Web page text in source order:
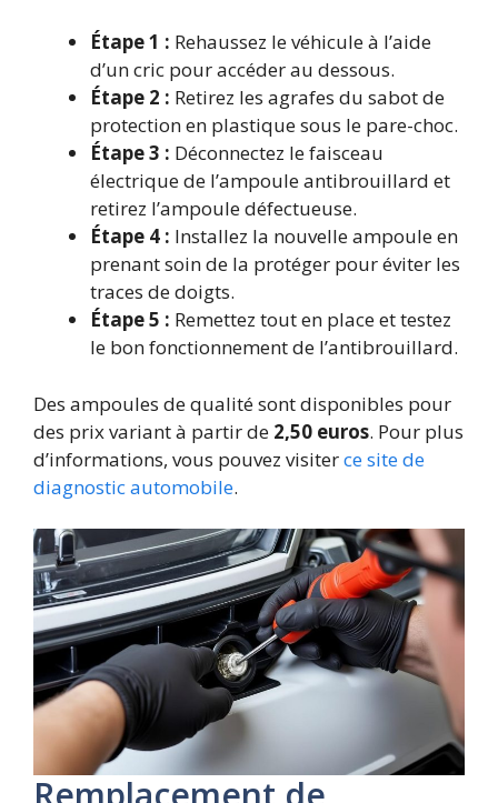
Étape 1 : Rehaussez le véhicule à l’aide
d’un cric pour accéder au dessous.
Étape 2 : Retirez les agrafes du sabot de
protection en plastique sous le pare-choc.
Étape 3 : Déconnectez le faisceau
électrique de l’ampoule antibrouillard et
retirez l’ampoule défectueuse.
Étape 4 : Installez la nouvelle ampoule en
prenant soin de la protéger pour éviter les
traces de doigts.
Étape 5 : Remettez tout en place et testez
le bon fonctionnement de l’antibrouillard.
Des ampoules de qualité sont disponibles pour
des prix variant à partir de 2,50 euros. Pour plus
d’informations, vous pouvez visiterce site de
diagnostic automobile.